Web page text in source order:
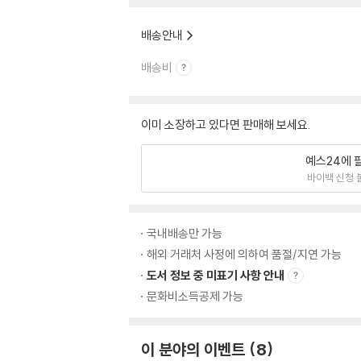
배송안내
배송비
이미 소장하고 있다면 판매해 보세요.
예스24에
바이백 신청
국내배송만 가능
해외 거래처 사정에 의하여 품절/지연 가능
도서 정보 중 미표기 사항 안내
문화비소득공제 가능
이 분야의 이벤트 8